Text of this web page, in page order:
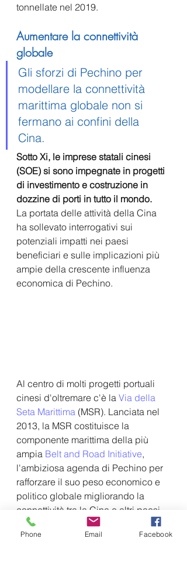
tonnellate nel 2019.
Aumentare la connettività
globale
Gli sforzi di Pechino per
modellare la connettività
marittima globale non si
fermano ai confini della
Cina.
Sotto Xi, le imprese statali cinesi
(SOE) si sono impegnate in progetti
di investimento e costruzione in
dozzine di porti in tutto il mondo.
La portata delle attività della Cina
ha sollevato interrogativi sui
potenziali impatti nei paesi
beneficiari e sulle implicazioni più
ampie della crescente influenza
economica di Pechino.
Al centro di molti progetti portuali
cinesi d'oltremare c'è la Via della
Seta Marittima (MSR). Lanciata nel
2013, la MSR costituisce la
componente marittima della più
ampia Belt and Road Initiative,
l'ambiziosa agenda di Pechino per
rafforzare il suo peso economico e
politico globale migliorando la
connettività tra la Cina e altri paesi.
A partire dal 2020, la Belt
Phone Email Facebook